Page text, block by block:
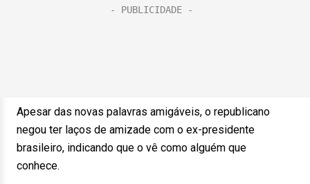
Apesar das novas palavras amigáveis, o republicano
negou ter laços de amizade com o ex-presidente
brasileiro, indicando que o vê como alguém que
conhece.